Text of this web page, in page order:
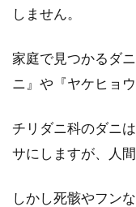
しません。
家庭で見つかるダ
ニ』や『ヤケヒョ
チリダニ科のダニ
サにしますが、人
しかし死骸やフン